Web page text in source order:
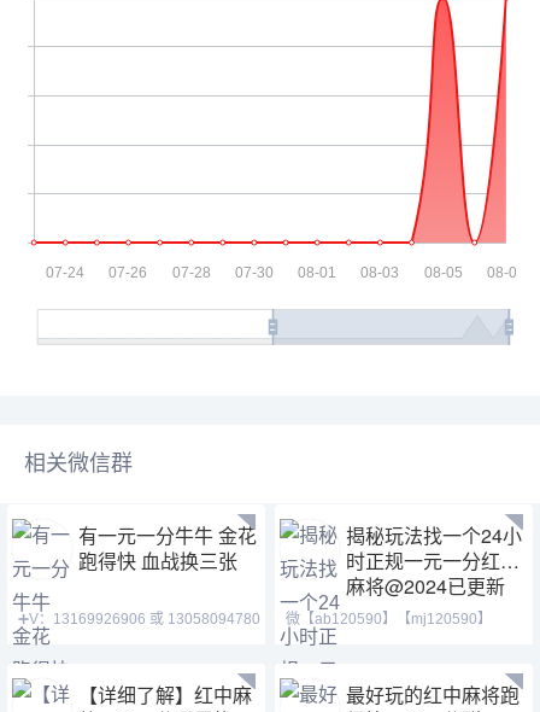
相关微信群
有一元一分牛牛 金花
跑得快 血战换三张
➕V：13169926906 或 13058094780
QQ:3122617673 玩
揭秘玩法找一个24小
时正规一元一分红中
麻将@2024已更新
微【ab120590】【mj120590】
【tj525555】一元一分麻将
【详细了解】红中麻
最好玩的红中麻将跑